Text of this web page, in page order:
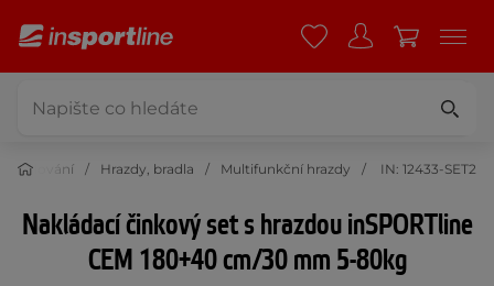
Posilování Hrazdy, bradla Multifunkční hrazdy IN: 12433-SET2
Nakládací činkový set s hrazdou inSPORTline
CEM 180+40 cm/30 mm 5-80kg